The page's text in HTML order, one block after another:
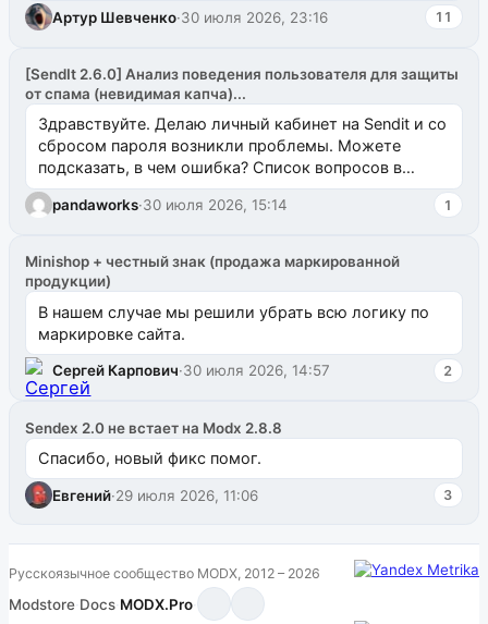
Артур Шевченко·30 июля 2026, 23:16 11
[SendIt 2.6.0] Анализ поведения пользователя для защиты
от спама (невидимая капча)...
Здравствуйте. Делаю личный кабинет на Sendit и со
сбросом пароля возникли проблемы. Можете
подсказать, в чем ошибка? Список вопросов в
одноименном разделе на modx.pro пока пуст, и,...
pandaworks·30 июля 2026, 15:14 1
Minishop + честный знак (продажа маркированной
продукции)
В нашем случае мы решили убрать всю логику по
маркировке сайта.
Сергей Карпович·30 июля 2026, 14:57 2
Sendex 2.0 не встает на Modx 2.8.8
Спасибо, новый фикс помог.
Евгений·29 июля 2026, 11:06 3
Русскоязычное сообщество MODX, 2012 – 2026
Modstore·Docs·MODX.Pro·